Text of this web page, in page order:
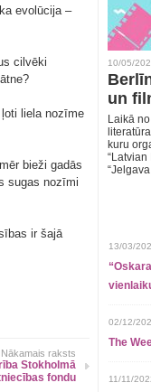
evolūcija –
cilvēki
liela nozīme
bieži gadās
sugas nozīmi
ir šajā
Nākamais raksts
Stokholmā
fondu
10/05/
un
Laikā
kuru
“Latvian
13/03/
02/12/
The
11/11/